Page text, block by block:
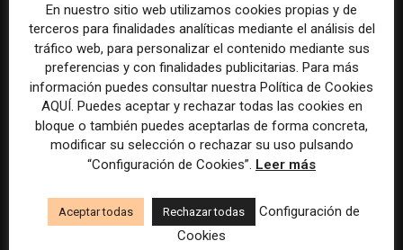
Chrome, por ejemplo, tras un periodo de prueba, se
paga por mantener una suscripción.
Artículo anterior
If local journalism manages
to survive, give Evan Smith
Washington Post
Artículo siguiente
Prensa Ibérica compra el
«marketplace» Publisuites
En nuestro sitio web utilizamos cookies propias y de
terceros para finalidades analíticas mediante el análisis del
tráfico web, para personalizar el contenido mediante sus
preferencias y con finalidades publicitarias. Para más
información puedes consultar nuestra Política de Cookies
AQUÍ. Puedes aceptar y rechazar todas las cookies en
bloque o también puedes aceptarlas de forma concreta,
modificar su selección o rechazar su uso pulsando
“Configuración de Cookies”. Leer más
Aceptar todas Rechazar todas
Configuración de
Cookies